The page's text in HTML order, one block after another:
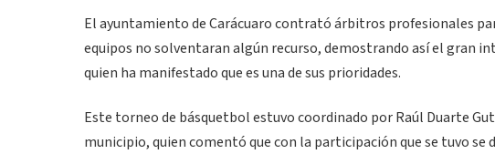
El ayuntamiento de Carácuaro contrató árbitros profesionales
equipos no solventaran algún recurso, demostrando así el gran
quien ha manifestado que es una de sus prioridades.
Este torneo de básquetbol estuvo coordinado por Raúl Duarte
municipio, quien comentó que con la participación que se tuvo